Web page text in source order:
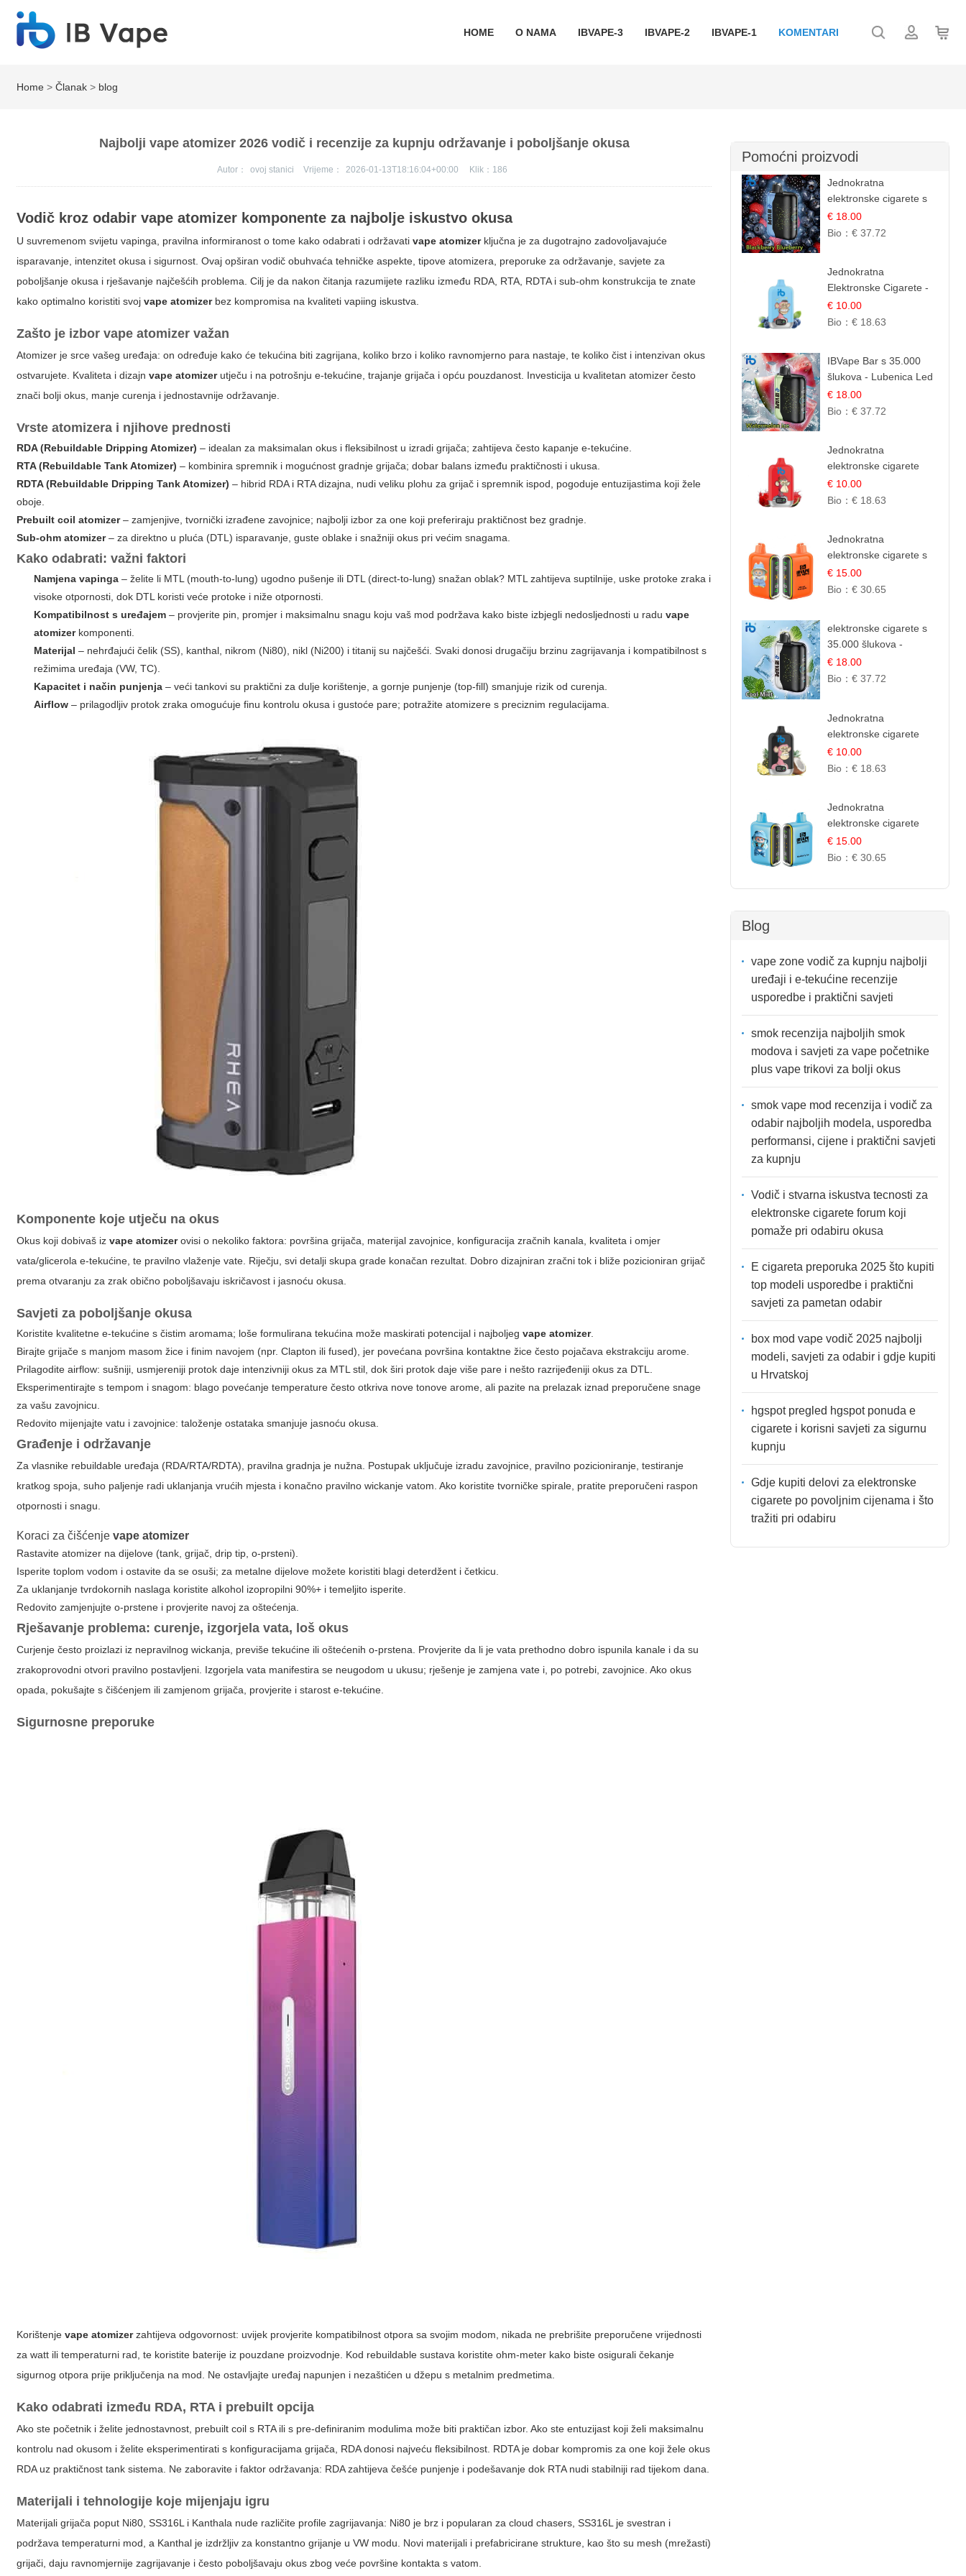
HOME O NAMA IBVAPE-3 IBVAPE-2 IBVAPE-1 KOMENTARI
Home >Članak > blog
Najbolji vape atomizer 2026 vodič i recenzije za kupnju održavanje i poboljšanje okusa
Autor： ovoj stanici Vrijeme： 2026-01-13T18:16:04+00:00 Klik： 186
Vodič kroz odabirvape atomizer komponente za najbolje iskustvo okusa
U suvremenom svijetu vapinga, pravilna informiranost o tome kako odabrati i održavativape atomizerključna je za dugotrajno zadovoljavajuće
isparavanje, intenzitet okusa i sigurnost. Ovaj opširan vodič obuhvaća tehničke aspekte, tipove atomizera, preporuke za održavanje, savjete za
poboljšanje okusa i rješavanje najčešćih problema. Cilj je da nakon čitanja razumijete razliku između RDA, RTA, RDTA i sub-ohm konstrukcija te znate
kako optimalno koristiti svojvape atomizerbez kompromisa na kvaliteti vapiing iskustva.
Zašto je izborvape atomizer važan
Atomizer je srce vašeg uređaja: on određuje kako će tekućina biti zagrijana, koliko brzo i koliko ravnomjerno para nastaje, te koliko čist i intenzivan okus
ostvarujete. Kvaliteta i dizajnvape atomizerutječu i na potrošnju e-tekućine, trajanje grijača i opću pouzdanost. Investicija u kvalitetan atomizer često
znači bolji okus, manje curenja i jednostavnije održavanje.
Vrste atomizera i njihove prednosti
RDA (Rebuildable Dripping Atomizer) – idealan za maksimalan okus i fleksibilnost u izradi grijača; zahtijeva često kapanje e-tekućine.
RTA (Rebuildable Tank Atomizer) – kombinira spremnik i mogućnost gradnje grijača; dobar balans između praktičnosti i ukusa.
RDTA (Rebuildable Dripping Tank Atomizer) – hibrid RDA i RTA dizajna, nudi veliku plohu za grijač i spremnik ispod, pogoduje entuzijastima koji žele
oboje.
Prebuilt coil atomizer– zamjenjive, tvornički izrađene zavojnice; najbolji izbor za one koji preferiraju praktičnost bez gradnje.
Sub-ohm atomizer– za direktno u pluća (DTL) isparavanje, guste oblake i snažniji okus pri većim snagama.
Kako odabrati: važni faktori
Namjena vapinga – želite li MTL (mouth-to-lung) ugodno pušenje ili DTL (direct-to-lung) snažan oblak? MTL zahtijeva suptilnije, uske protoke zraka i
visoke otpornosti, dok DTL koristi veće protoke i niže otpornosti.
Kompatibilnost s uređajem – provjerite pin, promjer i maksimalnu snagu koju vaš mod podržava kako biste izbjegli nedosljednosti u raduvape
atomizerkomponenti.
Materijal – nehrđajući čelik (SS), kanthal, nikrom (Ni80), nikl (Ni200) i titanij su najčešći. Svaki donosi drugačiju brzinu zagrijavanja i kompatibilnost s
režimima uređaja (VW, TC).
Kapacitet i način punjenja – veći tankovi su praktični za dulje korištenje, a gornje punjenje (top-fill) smanjuje rizik od curenja.
Airflow – prilagodljiv protok zraka omogućuje finu kontrolu okusa i gustoće pare; potražite atomizere s preciznim regulacijama.
Komponente koje utječu na okus
Okus koji dobivaš izvape atomizerovisi o nekoliko faktora: površina grijača, materijal zavojnice, konfiguracija zračnih kanala, kvaliteta i omjer
vata/glicerola e-tekućine, te pravilno vlaženje vate. Riječju, svi detalji skupa grade konačan rezultat. Dobro dizajniran zračni tok i bliže pozicioniran grijač
prema otvaranju za zrak obično poboljšavaju iskričavost i jasnoću okusa.
Savjeti za poboljšanje okusa
Koristite kvalitetne e-tekućine s čistim aromama; loše formulirana tekućina može maskirati potencijal i najboljegvape atomizer.
Birajte grijače s manjom masom žice i finim navojem (npr. Clapton ili fused), jer povećana površina kontaktne žice često pojačava ekstrakciju arome.
Prilagodite airflow: sušniji, usmjereniji protok daje intenzivniji okus za MTL stil, dok širi protok daje više pare i nešto razrijeđeniji okus za DTL.
Eksperimentirajte s tempom i snagom: blago povećanje temperature često otkriva nove tonove arome, ali pazite na prelazak iznad preporučene snage
za vašu zavojnicu.
Redovito mijenjajte vatu i zavojnice: taloženje ostataka smanjuje jasnoću okusa.
Građenje i održavanje
Za vlasnike rebuildable uređaja (RDA/RTA/RDTA), pravilna gradnja je nužna. Postupak uključuje izradu zavojnice, pravilno pozicioniranje, testiranje
kratkog spoja, suho paljenje radi uklanjanja vrućih mjesta i konačno pravilno wickanje vatom. Ako koristite tvorničke spirale, pratite preporučeni raspon
otpornosti i snagu.
Koraci za čišćenjevape atomizer
Rastavite atomizer na dijelove (tank, grijač, drip tip, o-prsteni).
Isperite toplom vodom i ostavite da se osuši; za metalne dijelove možete koristiti blagi deterdžent i četkicu.
Za uklanjanje tvrdokornih naslaga koristite alkohol izopropilni 90%+ i temeljito isperite.
Redovito zamjenjujte o-prstene i provjerite navoj za oštećenja.
Rješavanje problema: curenje, izgorjela vata, loš okus
Curjenje često proizlazi iz nepravilnog wickanja, previše tekućine ili oštećenih o-prstena. Provjerite da li je vata prethodno dobro ispunila kanale i da su
zrakoprovodni otvori pravilno postavljeni. Izgorjela vata manifestira se neugodom u ukusu; rješenje je zamjena vate i, po potrebi, zavojnice. Ako okus
opada, pokušajte s čišćenjem ili zamjenom grijača, provjerite i starost e-tekućine.
Sigurnosne preporuke
Korištenjevape atomizerzahtijeva odgovornost: uvijek provjerite kompatibilnost otpora sa svojim modom, nikada ne prebrišite preporučene vrijednosti
za watt ili temperaturni rad, te koristite baterije iz pouzdane proizvodnje. Kod rebuildable sustava koristite ohm-meter kako biste osigurali čekanje
sigurnog otpora prije priključenja na mod. Ne ostavljajte uređaj napunjen i nezaštićen u džepu s metalnim predmetima.
Kako odabrati između RDA, RTA i prebuilt opcija
Ako ste početnik i želite jednostavnost, prebuilt coil s RTA ili s pre-definiranim modulima može biti praktičan izbor. Ako ste entuzijast koji želi maksimalnu
kontrolu nad okusom i želite eksperimentirati s konfiguracijama grijača, RDA donosi najveću fleksibilnost. RDTA je dobar kompromis za one koji žele okus
RDA uz praktičnost tank sistema. Ne zaboravite i faktor održavanja: RDA zahtijeva češće punjenje i podešavanje dok RTA nudi stabilniji rad tijekom dana.
Materijali i tehnologije koje mijenjaju igru
Materijali grijača poput Ni80, SS316L i Kanthala nude različite profile zagrijavanja: Ni80 je brz i popularan za cloud chasers, SS316L je svestran i
podržava temperaturni mod, a Kanthal je izdržljiv za konstantno grijanje u VW modu. Novi materijali i prefabricirane strukture, kao što su mesh (mrežasti)
grijači, daju ravnomjernije zagrijavanje i često poboljšavaju okus zbog veće površine kontakta s vatom.
Pomoćni proizvodi
Jednokratna
elektronske cigarete s
35.000 šlukova - Kupina
& Borovnica | Intenzivna
€ 18.00
Bio： € 37.72
Jednokratna
Elektronske Cigarete -
Plavi Malina Led |
IBVape
€ 10.00
Bio： € 18.63
IBVape Bar s 35.000
šlukova - Lubenica Led
| Osježavajući Ljetni
Okus
€ 18.00
Bio： € 37.72
Jednokratna
elektronske cigarete
12.000 Puffova -
Lubenica Sladoled |
€ 10.00
Bio： € 18.63
Jednokratna
elektronske cigarete s
25.000 šlukova - Mango
& Ananas | Egzotična
€ 15.00
Bio： € 30.65
elektronske cigarete s
35.000 šlukova -
Osježavajući Mentol |
Čista i Svježa Okus
€ 18.00
Bio： € 37.72
Jednokratna
elektronske cigarete
12.000 Puffova -
Ananas i Kokos
€ 10.00
Bio： € 18.63
Jednokratna
elektronske cigarete
25.000 Puffova -
Jagodni Sladoled |
€ 15.00
Bio： € 30.65
Blog
vape zone vodič za kupnju najbolji
uređaji i e-tekućine recenzije
usporedbe i praktični savjeti
smok recenzija najboljih smok
modova i savjeti za vape početnike
plus vape trikovi za bolji okus
smok vape mod recenzija i vodič za
odabir najboljih modela, usporedba
performansi, cijene i praktični savjeti
za kupnju
Vodič i stvarna iskustva tecnosti za
elektronske cigarete forum koji
pomaže pri odabiru okusa
E cigareta preporuka 2025 što kupiti
top modeli usporedbe i praktični
savjeti za pametan odabir
box mod vape vodič 2025 najbolji
modeli, savjeti za odabir i gdje kupiti
u Hrvatskoj
hgspot pregled hgspot ponuda e
cigarete i korisni savjeti za sigurnu
kupnju
Gdje kupiti delovi za elektronske
cigarete po povoljnim cijenama i što
tražiti pri odabiru